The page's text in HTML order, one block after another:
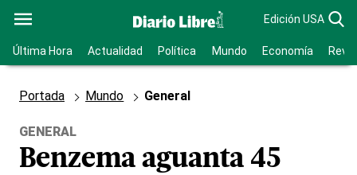
Edición USA
Última Hora Actualidad Política Mundo Economía
Portada Mundo General
GENERAL
Benzema aguanta 45